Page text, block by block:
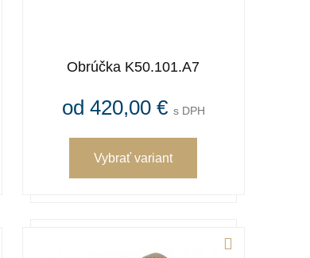
Obrúčka K50.101.A7
od 420,00 € s DPH
Vybrať variant